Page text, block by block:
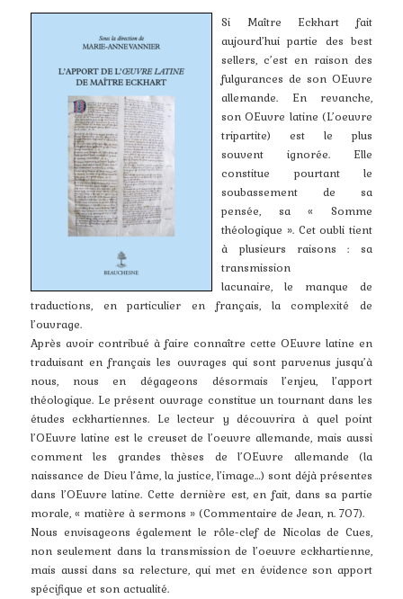
Si Maître Eckhart fait
aujourd’hui partie des best
sellers, c’est en raison des
fulgurances de son OEuvre
allemande. En revanche,
son OEuvre latine (L’oeuvre
tripartite) est le plus
souvent ignorée. Elle
constitue pourtant le
soubassement de sa
pensée, sa « Somme
théologique ». Cet oubli tient
à plusieurs raisons : sa
transmission
lacunaire, le manque de
traductions, en particulier en français, la complexité de
l’ouvrage.
Après avoir contribué à faire connaître cette OEuvre latine en
traduisant en français les ouvrages qui sont parvenus jusqu’à
nous, nous en dégageons désormais l’enjeu, l’apport
théologique. Le présent ouvrage constitue un tournant dans les
études eckhartiennes. Le lecteur y découvrira à quel point
l’OEuvre latine est le creuset de l’oeuvre allemande, mais aussi
comment les grandes thèses de l’OEuvre allemande (la
naissance de Dieu l’âme, la justice, l’image…) sont déjà présentes
dans l’OEuvre latine. Cette dernière est, en fait, dans sa partie
morale, « matière à sermons » (Commentaire de Jean, n. 707).
Nous envisageons également le rôle-clef de Nicolas de Cues,
non seulement dans la transmission de l’oeuvre eckhartienne,
mais aussi dans sa relecture, qui met en évidence son apport
spécifique et son actualité.